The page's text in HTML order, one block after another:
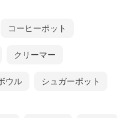
コーヒーポット
クリーマー
ウル シュガーポット